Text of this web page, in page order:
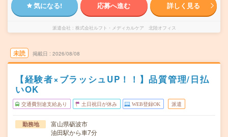
気になる! 応募へ進む 詳しく見る
派遣会社 株式会社ルフト・メディカルケア 北陸オフィス
未読 掲載日 2026/08/08
【経験者×ブラッシュUP！！】品質管理/日払
いOK
交通費別途支給あり 土日祝日が休み WEB登録OK 派遣
勤務地
富山県砺波市
油田駅から車7分